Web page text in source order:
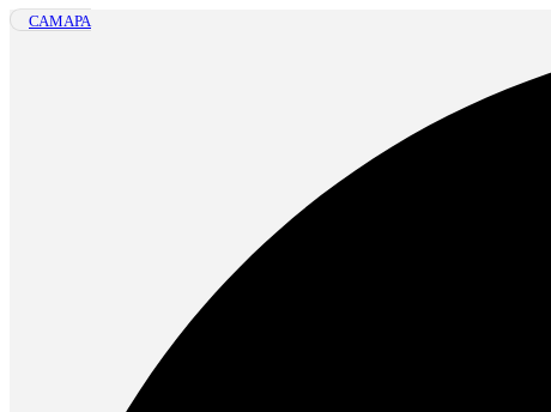
САМАРА